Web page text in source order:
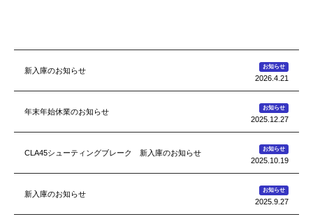
新入庫のお知らせ お知らせ
2026.4.21
年末年始休業のお知らせ お知らせ
2025.12.27
CLA45シューティングブレーク 新入庫のお知らせ お知らせ
2025.10.19
新入庫のお知らせ お知らせ
2025.9.27